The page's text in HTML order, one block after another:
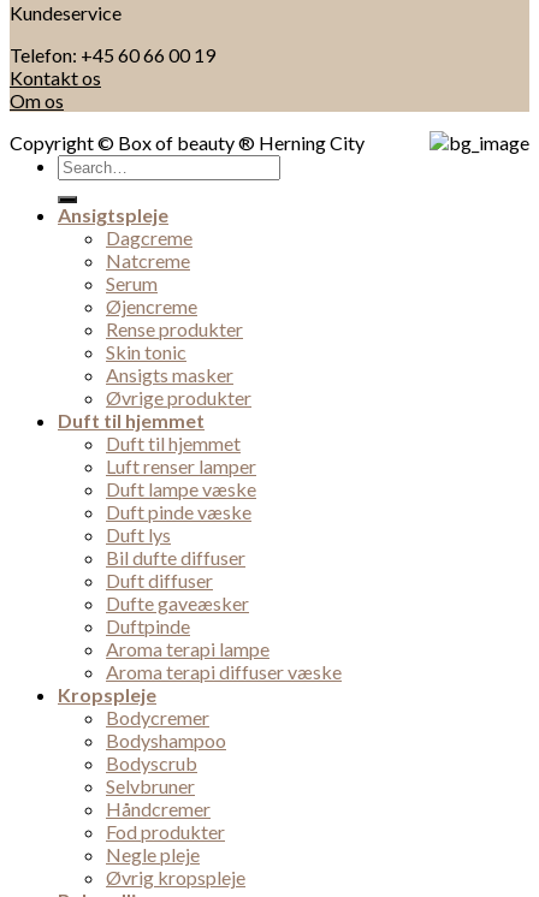
Kundeservice
Telefon: +45 60 66 00 19
Kontakt os
Om os
Copyright © Box of beauty ® Herning City
Search
for:
Ansigtspleje
Dagcreme
Natcreme
Serum
Øjencreme
Rense produkter
Skin tonic
Ansigts masker
Øvrige produkter
Duft til hjemmet
Duft til hjemmet
Luft renser lamper
Duft lampe væske
Duft pinde væske
Duft lys
Bil dufte diffuser
Duft diffuser
Dufte gaveæsker
Duftpinde
Aroma terapi lampe
Aroma terapi diffuser væske
Kropspleje
Bodycremer
Bodyshampoo
Bodyscrub
Selvbruner
Håndcremer
Fod produkter
Negle pleje
Øvrig kropspleje